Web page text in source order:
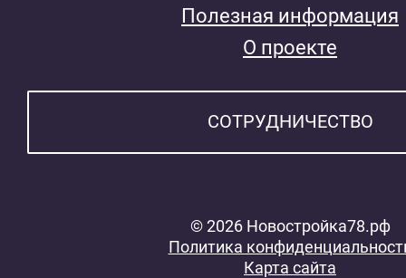
Полезная информация
О проекте
СОТРУДНИЧЕСТВО
© 2026 Новостройка78.рф
Политика
Карта сайта